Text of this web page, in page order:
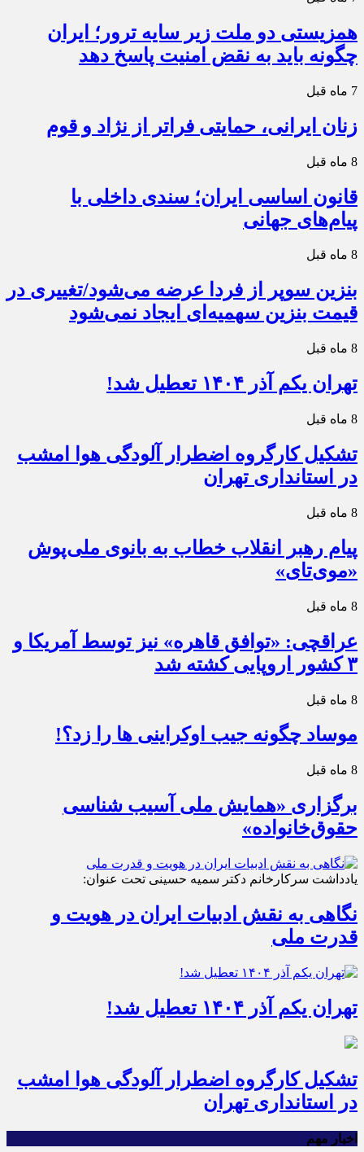
همزیستی دو ملت زیر سایه ترور؛ ایران
چگونه باید به نقض امنیت پاسخ دهد
7 ماه قبل
زنان ایرانی، حمایتی فراتر از نژاد و قوم
8 ماه قبل
قانون اساسی ایران؛ سندی داخلی با
پیام‌های جهانی
8 ماه قبل
بنزین سوپر از فردا عرضه می‌شود/تغییری در
قیمت بنزین سهمیه‌ای ایجاد نمی‌شود
8 ماه قبل
تهران یکم آذر ۱۴۰۴ تعطیل شد!
8 ماه قبل
تشکیل کارگروه اضطرار آلودگی هوا امشب
در استانداری تهران
8 ماه قبل
پیام رهبر انقلاب خطاب به بانوی ملی‌پوش
«موی‌تای»
8 ماه قبل
عراقچی: «توافق قاهره» نیز توسط آمریکا و
۳ کشور اروپایی کشته شد
8 ماه قبل
موساد چگونه جیب اوکراینی ها را زد؟!
8 ماه قبل
برگزاری «همایش ملی آسیب شناسی
حقوق‌خانواده»
یادداشت سرکارخانم دکتر سمیه حسینی تحت عنوان:
نگاهی به نقش ادبیات ایران در هویت و
قدرت ملی
تهران یکم آذر ۱۴۰۴ تعطیل شد!
تشکیل کارگروه اضطرار آلودگی هوا امشب
در استانداری تهران
اخبار مهم